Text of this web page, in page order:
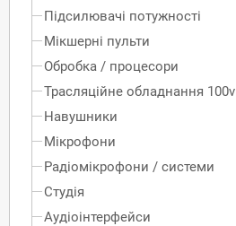
Підсилювачі потужності
Мікшерні пульти
Обробка / процесори
Трасляційне обладнання 100v
Навушники
Мікрофони
Радіомікрофони / системи
Студія
Аудіоінтерфейси